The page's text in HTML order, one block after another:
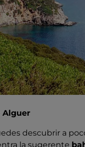
Alguer
descubrir a
la sugerente